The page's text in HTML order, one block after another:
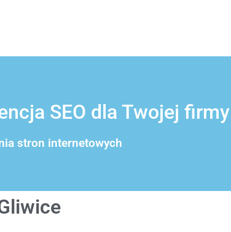
SEO dla Twojej firmy
stron internetowych